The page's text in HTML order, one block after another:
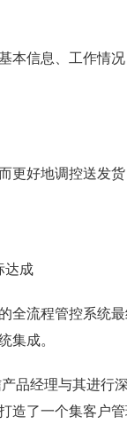
本信息、工作情
更好地调控送发
达成
全流程管控系统
集成。
品经理与其进行
造了一个集客户